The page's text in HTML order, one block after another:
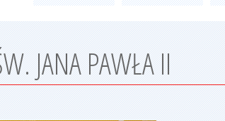
JANA PAWŁA II